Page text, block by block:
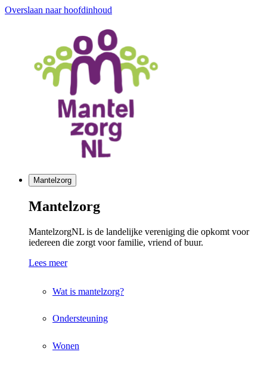
Overslaan naar hoofdinhoud
Mantelzorg
Mantelzorg
MantelzorgNL is de landelijke vereniging die opkomt voor
iedereen die zorgt voor familie, vriend of buur.
Lees meer
Wat is mantelzorg?
Ondersteuning
Wonen